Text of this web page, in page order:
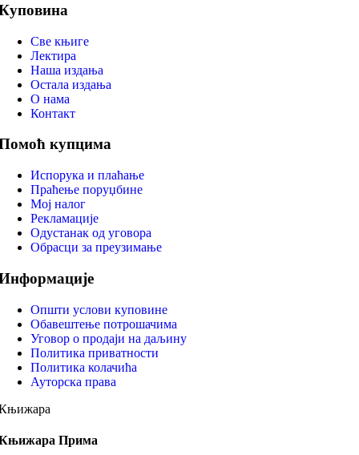
Све књиге
Лектира
Наша издања
Остала издања
О нама
Контакт
купцима
Испорука и плаћање
Праћење поруџбине
Мој налог
Рекламације
Одустанак од уговора
Обрасци за преузимање
Општи услови куповине
Обавештење потрошачима
Уговор о продаји на даљину
Политика приватности
Политика колачића
Ауторска права
Прима